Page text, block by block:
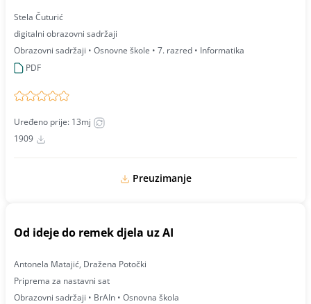
Stela Čuturić
digitalni obrazovni sadržaji
Obrazovni sadržaji • Osnovne škole • 7. razred • Informatika
PDF
Uređeno prije: 13mj
1909
Preuzimanje
Od ideje do remek djela uz AI
Antonela Matajić, Dražena Potočki
Priprema za nastavni sat
Obrazovni sadržaji • BrAIn • Osnovna škola